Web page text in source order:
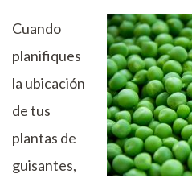
Cuando
planifiques
la ubicación
de tus
plantas de
guisantes,